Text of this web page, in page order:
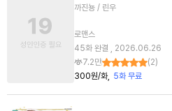
까진뇽 / 린우
로맨스
45화 완결 , 2026.06.26
7.2만
(2)
300원/화
5화 무료